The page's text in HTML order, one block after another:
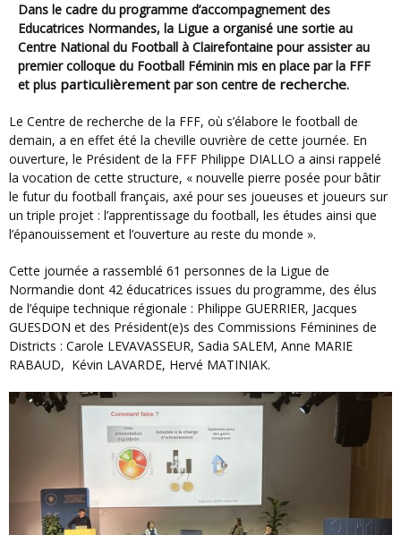
Dans le cadre du programme d’accompagnement des
Educatrices Normandes, la Ligue a organisé une sortie au
Centre National du Football à Clairefontaine pour assister au
premier colloque du Football Féminin mis en place par la FFF
et plus particulièrement par son centre de recherche.
Le Centre de recherche de la FFF, où s’élabore le football de
demain, a en effet été la cheville ouvrière de cette journée. En
ouverture, le Président de la FFF Philippe DIALLO a ainsi rappelé
la vocation de cette structure, « nouvelle pierre posée pour bâtir
le futur du football français, axé pour ses joueuses et joueurs sur
un triple projet : l’apprentissage du football, les études ainsi que
l’épanouissement et l’ouverture au reste du monde ».
Cette journée a rassemblé 61 personnes de la Ligue de
Normandie dont 42 éducatrices issues du programme, des élus
de l’équipe technique régionale : Philippe GUERRIER, Jacques
GUESDON et des Président(e)s des Commissions Féminines de
Districts : Carole LEVAVASSEUR, Sadia SALEM, Anne MARIE
RABAUD, Kévin LAVARDE, Hervé MATINIAK.